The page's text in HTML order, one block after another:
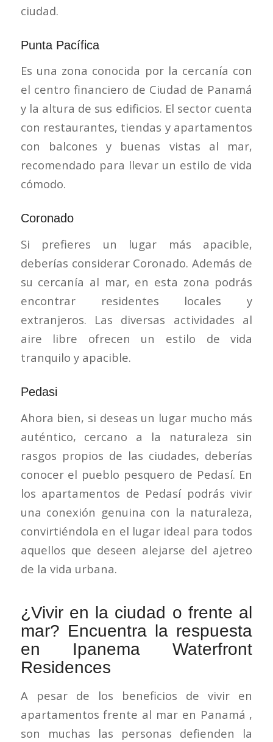
ciudad.
Punta Pacífica
Es una zona conocida por la cercanía con
el centro financiero de Ciudad de Panamá
y la altura de sus edificios. El sector cuenta
con restaurantes, tiendas y apartamentos
con balcones y buenas vistas al mar,
recomendado para llevar un estilo de vida
cómodo.
Coronado
Si prefieres un lugar más apacible,
deberías considerar Coronado. Además de
su cercanía al mar, en esta zona podrás
encontrar residentes locales y
extranjeros. Las diversas actividades al
aire libre ofrecen un estilo de vida
tranquilo y apacible.
Pedasi
Ahora bien, si deseas un lugar mucho más
auténtico, cercano a la naturaleza sin
rasgos propios de las ciudades, deberías
conocer el pueblo pesquero de Pedasí. En
los apartamentos de Pedasí podrás vivir
una conexión genuina con la naturaleza,
convirtiéndola en el lugar ideal para todos
aquellos que deseen alejarse del ajetreo
de la vida urbana.
¿Vivir en la ciudad o frente al
mar? Encuentra la respuesta
en Ipanema Waterfront
Residences
A pesar de los beneficios de vivir en
apartamentos frente al mar en Panamá ,
son muchas las personas defienden la